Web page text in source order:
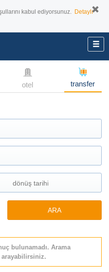
kabul ediyorsunuz. Detaylı
otel transfer
ARA
bulunamadı. Arama